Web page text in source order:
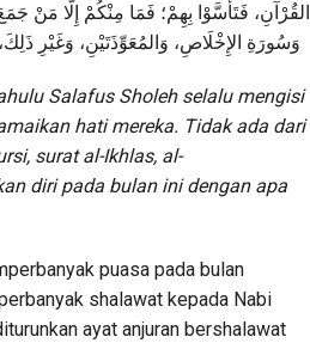
القُرْآنِ، فَتَأَسَّوْا بِهِمْ؛ فَمَا مِنْكُمْ إِلَّا مَنْ
وَسُورَةِ الإِخْلَاصِ، وَالمُعَوِّذَتَيْنِ، وَغَيْرِ ذَلِكَ،
Salafus Sholeh selalu mengisi
hati mereka. Tidak ada dari
surat al-Ikhlas, al-
diri pada bulan ini dengan apa
puasa pada bulan
shalawat kepada Nabi
ayat anjuran bershalawat